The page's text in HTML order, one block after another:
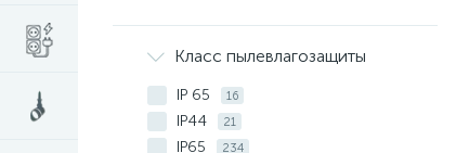
Класс пылевлагозащиты
IP 65 16
IP44 21
IP65 234